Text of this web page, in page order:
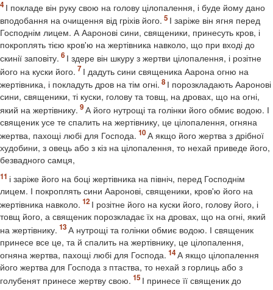
І покладе він руку свою на голову цілопалення, і буде йому дано
вподобання на очищення від гріхів його.
І заріже він ягня перед
Господнім лицем. А Ааронові сини, священики, принесуть кров, і
покроплять тією кров'ю на жертівника навколо, що при вході до
скинії заповіту.
І здере він шкуру з жертви цілопалення, і розітне
його на куски його.
І дадуть сини священика Аарона огню на
жертівника, і покладуть дров на тім огні.
І порозкладають Ааронові
сини, священики, ті куски, голову та товщ, на дровах, що на огні,
який на жертівнику.
А його нутрощі та голінки його обмиє водою. І
священик усе те спалить на жертівнику, це цілопалення, огняна
жертва, пахощі любі для Господа.
А якщо його жертва з дрібної
худобини, з овець або з кіз на цілопалення, то нехай приведе його,
безвадного самця,
і заріже його на боці жертівника на північ, перед Господнім
лицем. І покроплять сини Ааронові, священики, кров'ю його на
жертівника навколо.
І розітне його на куски його, голову його, і
товщ його, а священик порозкладає їх на дровах, що на огні, який
на жертівнику.
А нутрощі та голінки обмиє водою. І священик
принесе все це, та й спалить на жертівнику, це цілопалення,
огняна жертва, пахощі любі для Господа.
А якщо цілопалення
його жертва для Господа з птаства, то нехай з горлиць або з
голубенят принесе жертву свою.
І принесе її священик до